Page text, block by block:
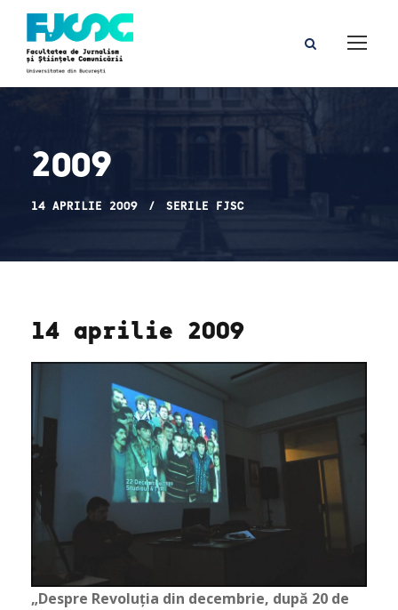
2009
14 APRILIE 2009 SERILE FJSC
14 aprilie 2009
„Despre Revoluția din decembrie, după 20 de